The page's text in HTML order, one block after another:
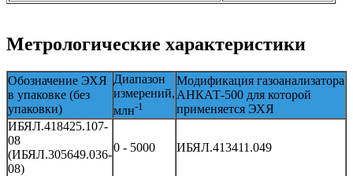
Метрологические характеристики
Обозначение ЭХЯ
в упаковке (без
упаковки)
Диапазон
измерений,
млн-1
Модификация газоанализатора
АНКАТ-500 для которой
применяется ЭХЯ
ИБЯЛ.418425.107-
08
(ИБЯЛ.305649.036-
08)
0 - 5000 ИБЯЛ.413411.049